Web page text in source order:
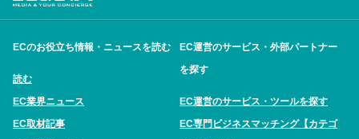
ECのお役立ち情報・ニュースを読む
読む
EC業界ニュース
EC取材記事
EC運営のサービス・外部パートナー
を探す
EC運営のサービス・ツールを探す
EC専門ビジネスマッチング【カテゴ